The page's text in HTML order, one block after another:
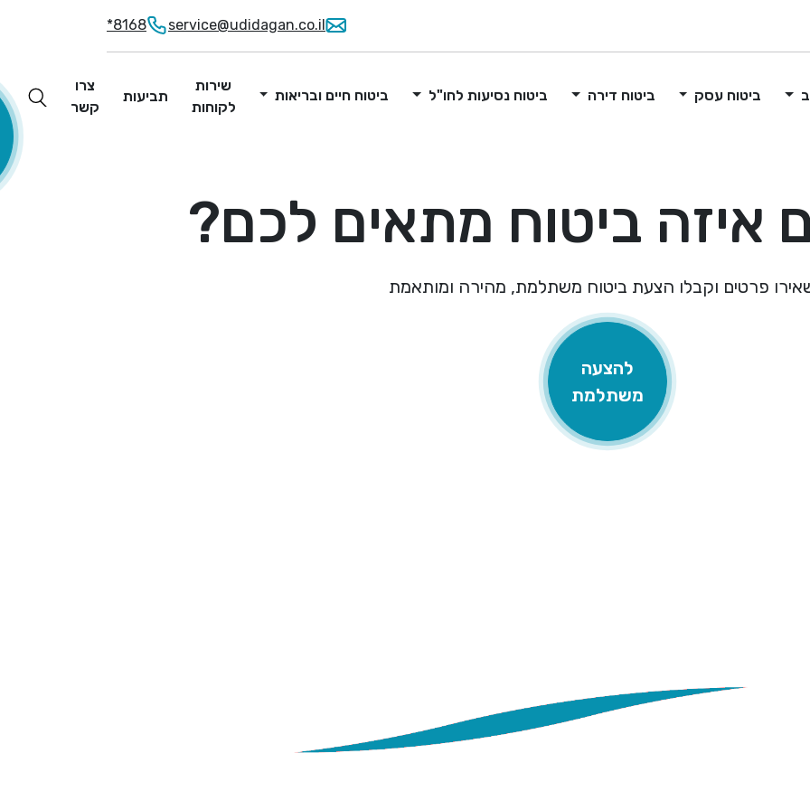
service@udidagan.co.il
*8168
ביטוח עסק ביטוח דירה ביטוח נסיעות לחו"ל ביטוח חיים ובריאות
שירות
לקוחות
תביעות
צרו
קשר
איזה ביטוח מתאים לכם?
פרטים וקבלו הצעת ביטוח משתלמת, מהירה ומותאמת
להצעה
משתלמת